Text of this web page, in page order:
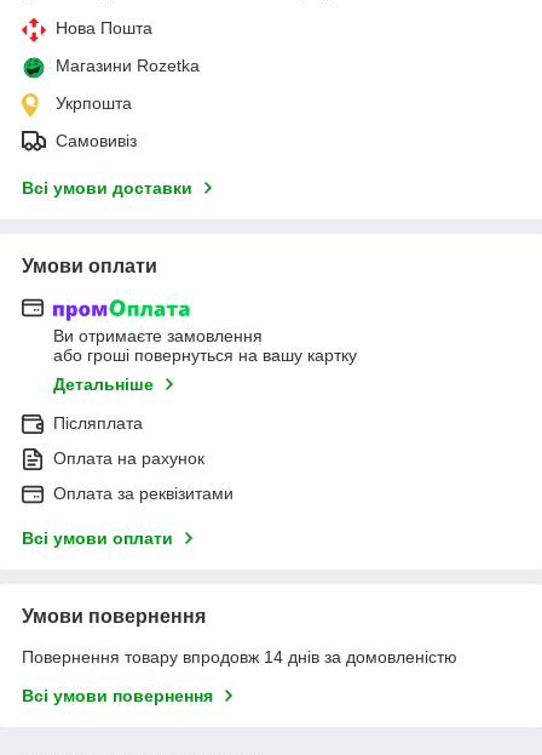
Нова Пошта
Магазини Rozetka
Укрпошта
Самовивіз
Всі умови доставки
Умови оплати
Ви отримаєте замовлення
або гроші повернуться на вашу картку
Детальніше
Післяплата
Оплата на рахунок
Оплата за реквізитами
Всі умови оплати
Умови повернення
Повернення товару впродовж 14 днів за домовленістю
Всі умови повернення